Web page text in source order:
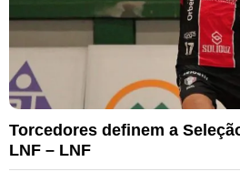
Torcedores definem a
LNF – LNF